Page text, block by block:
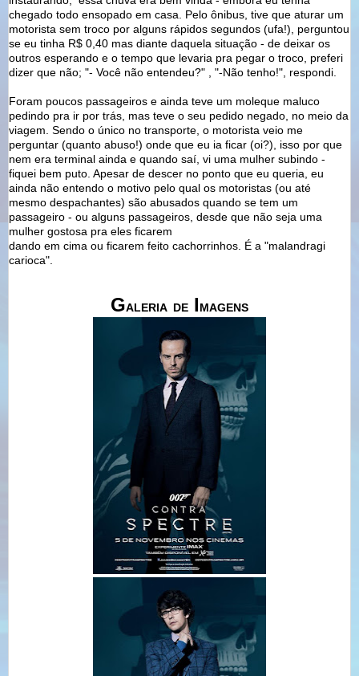
chegado todo ensopado em casa. Pelo ônibus, tive que aturar um
motorista sem troco por alguns rápidos segundos (ufa!), perguntou
se eu tinha R$ 0,40 mas diante daquela situação - de deixar os
outros esperando e o tempo que levaria pra pegar o troco, preferi
dizer que não; "- Você não entendeu?" , "-Não tenho!", respondi.
Foram poucos passageiros e ainda teve um moleque maluco
pedindo pra ir por trás, mas teve o seu pedido negado, no meio da
viagem. Sendo o único no transporte, o motorista veio me
perguntar (quanto abuso!) onde que eu ia ficar (oi?), isso por que
nem era terminal ainda e quando saí, vi uma mulher subindo -
fiquei bem puto. Apesar de descer no ponto que eu queria, eu
ainda não entendo o motivo pelo qual os motoristas (ou até
mesmo despachantes) são abusados quando se tem um
passageiro - ou alguns passageiros, desde que não seja uma
mulher gostosa pra eles ficarem
dando em cima ou ficarem feito cachorrinhos. É a "malandragi
carioca".
GALERIA DE IMAGENS